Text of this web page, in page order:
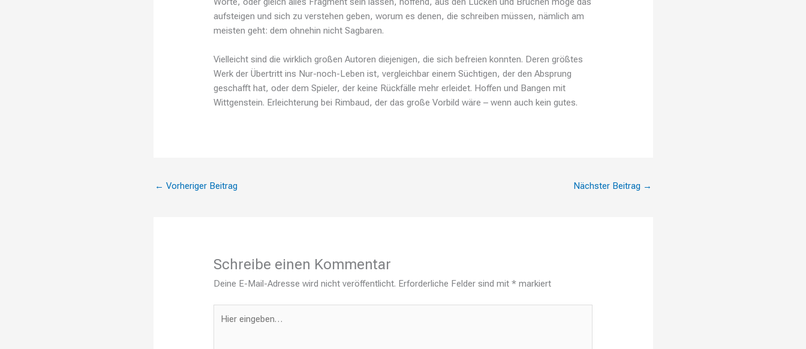
aufsteigen und sich zu verstehen geben, worum es denen, die schreiben müssen, nämlich am
meisten geht: dem ohnehin nicht Sagbaren.
Vielleicht sind die wirklich großen Autoren diejenigen, die sich befreien konnten. Deren größtes
Werk der Übertritt ins Nur-noch-Leben ist, vergleichbar einem Süchtigen, der den Absprung
geschafft hat, oder dem Spieler, der keine Rückfälle mehr erleidet. Hoffen und Bangen mit
Wittgenstein. Erleichterung bei Rimbaud, der das große Vorbild wäre – wenn auch kein gutes.
← Vorheriger Beitrag Nächster Beitrag →
Schreibe einen Kommentar
Deine E-Mail-Adresse wird nicht veröffentlicht. Erforderliche Felder sind mit *markiert
eingeben…